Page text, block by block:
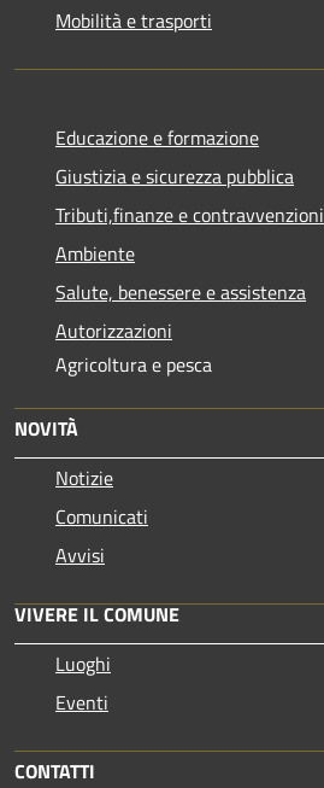
Mobilità e trasporti
Educazione e formazione
Giustizia e sicurezza pubblica
Tributi,finanze e contravvenzioni
Ambiente
Salute, benessere e assistenza
Autorizzazioni
Agricoltura e pesca
NOVITÀ
Notizie
Comunicati
Avvisi
VIVERE IL COMUNE
Luoghi
Eventi
CONTATTI